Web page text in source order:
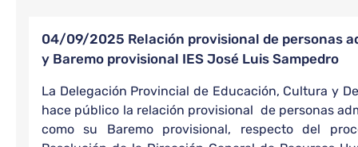
04/09/2025 Relación provisional de personas
y Baremo provisional IES José Luis Sampedro
La Delegación Provincial de Educación, Cultura y
hace público la relación provisional de personas
como su Baremo provisional, respecto del